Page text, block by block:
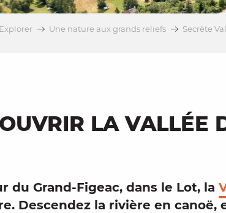
Explorer Une nature aux grands reliefs Secrète
LA VALLÉE
du Grand-Figeac, dans le Lot, la
. Descendez la rivière en canoë,